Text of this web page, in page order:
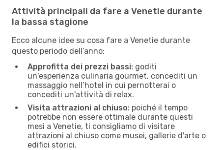
Attività principali da fare a Venetie durante
la bassa stagione
Ecco alcune idee su cosa fare a Venetie durante
questo periodo dell’anno:
Approfitta dei prezzi bassi: goditi
un'esperienza culinaria gourmet, concediti un
massaggio nell’hotel in cui pernotterai o
concediti un'attività di relax.
Visita attrazioni al chiuso: poiché il tempo
potrebbe non essere ottimale durante questi
mesi a Venetie, ti consigliamo di visitare
attrazioni al chiuso come musei, gallerie d'arte o
edifici storici.